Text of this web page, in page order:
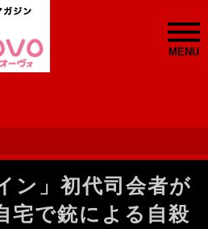
MENU
ン」初代司会者が
で銃による自殺